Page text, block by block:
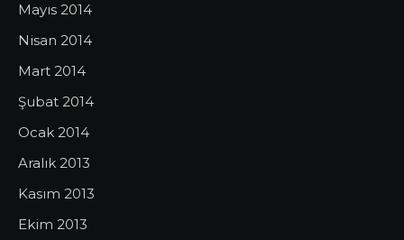
Mayıs 2014
Nisan 2014
Mart 2014
Şubat 2014
Ocak 2014
Aralık 2013
Kasım 2013
Ekim 2013